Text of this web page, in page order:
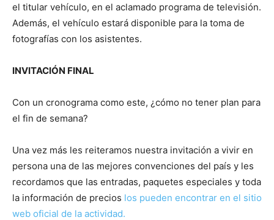
el titular vehículo, en el aclamado programa de televisión.
Además, el vehículo estará disponible para la toma de
fotografías con los asistentes.
INVITACIÓN FINAL
Con un cronograma como este, ¿cómo no tener plan para
el fin de semana?
Una vez más les reiteramos nuestra invitación a vivir en
persona una de las mejores convenciones del país y les
recordamos que las entradas, paquetes especiales y toda
la información de precios los pueden encontrar en el sitio
web oficial de la actividad.